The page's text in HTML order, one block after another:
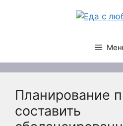
Планирование
составить